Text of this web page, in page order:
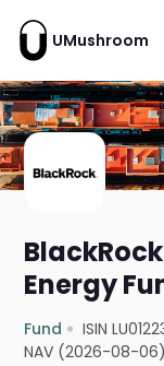
UMushroom
Energy
Fund ISIN
NAV (2026-08-06)